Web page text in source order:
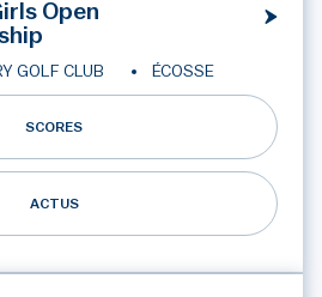
Open
GOLF CLUB ÉCOSSE
SCORES
ACTUS